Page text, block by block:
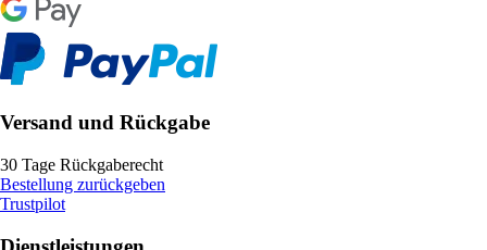
Versand und Rückgabe
30 Tage Rückgaberecht
Bestellung zurückgeben
Trustpilot